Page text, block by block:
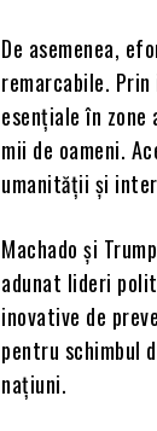
De asemenea,
remarcabile.
esențiale în
mii de oameni.
umanității și
Machado și
adunat lideri
inovative de
pentru schimbul
națiuni.